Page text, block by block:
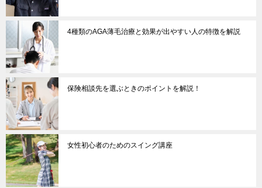
4種類のAGA薄毛治療と効果が出やすい人の特徴を解説
保険相談先を選ぶときのポイントを解説！
女性初心者のためのスイング講座